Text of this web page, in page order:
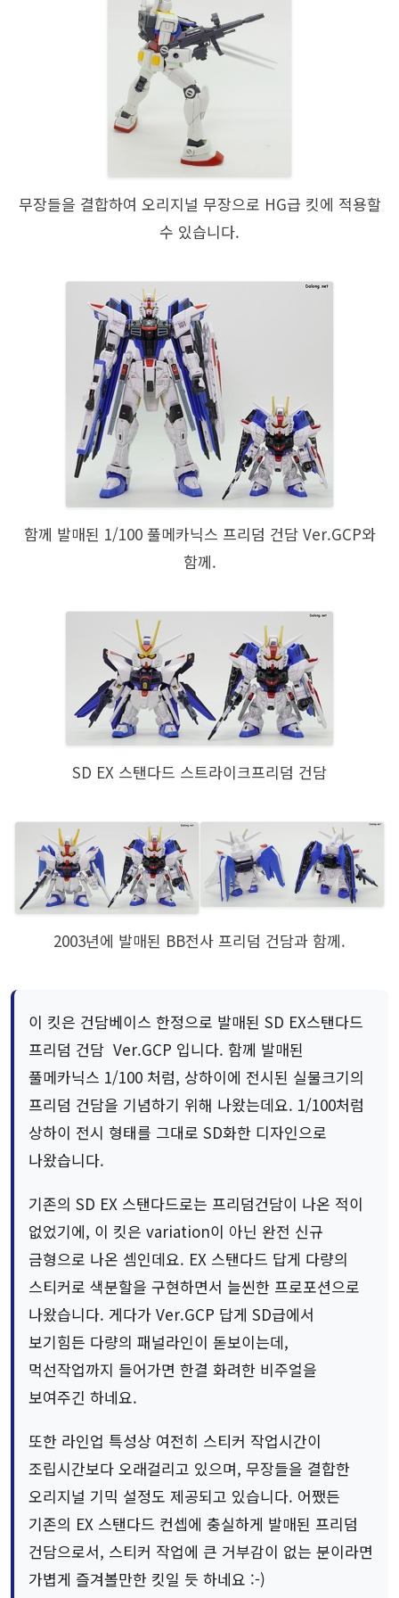
무장들을 결합하여 오리지널 무장으로 HG급 킷에 적용할
수 있습니다.
함께 발매된 1/100 풀메카닉스 프리덤 건담 Ver.GCP와
함께.
SD EX 스탠다드 스트라이크프리덤 건담
2003년에 발매된 BB전사 프리덤 건담과 함께.
이 킷은 건담베이스 한정으로 발매된 SD EX스탠다드
프리덤 건담 Ver.GCP 입니다. 함께 발매된
풀메카닉스 1/100 처럼, 상하이에 전시된 실물크기의
프리덤 건담을 기념하기 위해 나왔는데요. 1/100처럼
상하이 전시 형태를 그대로 SD화한 디자인으로
나왔습니다.
기존의 SD EX 스탠다드로는 프리덤건담이 나온 적이
없었기에, 이 킷은 variation이 아닌 완전 신규
금형으로 나온 셈인데요. EX 스탠다드 답게 다량의
스티커로 색분할을 구현하면서 늘씬한 프로포션으로
나왔습니다. 게다가 Ver.GCP 답게 SD급에서
보기힘든 다량의 패널라인이 돋보이는데,
먹선작업까지 들어가면 한결 화려한 비주얼을
보여주긴 하네요.
또한 라인업 특성상 여전히 스티커 작업시간이
조립시간보다 오래걸리고 있으며, 무장들을 결합한
오리지널 기믹 설정도 제공되고 있습니다. 어쨌든
기존의 EX 스탠다드 컨셉에 충실하게 발매된 프리덤
건담으로서, 스티커 작업에 큰 거부감이 없는 분이라면
가볍게 즐겨볼만한 킷일 듯 하네요 :-)